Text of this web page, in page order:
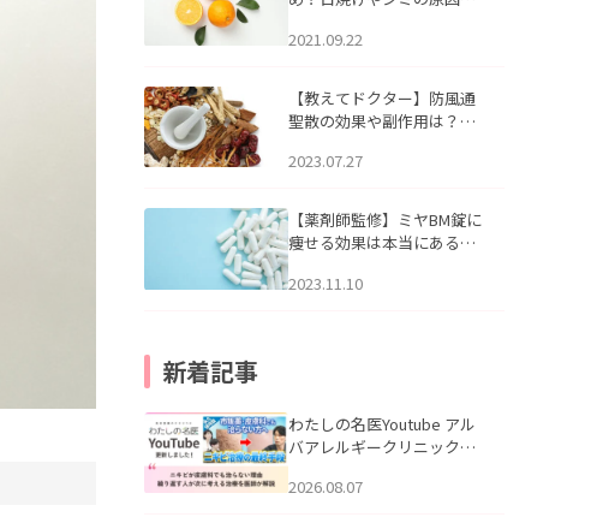
2021.09.22
【教えてドクター】防風通
聖散の効果や副作用は？長
2023.07.27
【薬剤師監修】ミヤBM錠に
痩せる効果は本当にある
2023.11.10
新着記事
わたしの名医Youtube アル
バアレルギークリニック札
らない理由｜繰り返す人が
2026.08.07